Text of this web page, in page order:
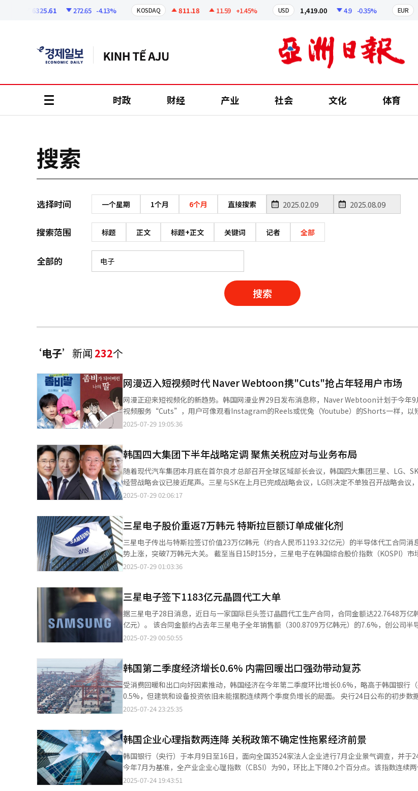
6325.61 272.65 -4.13% KOSDAQ 811.18 11.59 +1.45% USD 1,419.00 4.9 -0.35% EUR
时政 财经 产业 社会 文化 体育
搜索
选择时间 一个星期 1个月 6个月 直接搜索
搜索范围 标题 正文 标题+正文 关键词 记者 全部
全部的
搜索
‘电子’ 新闻 232个
网漫迈入短视频时代 Naver Webtoon携"Cuts"抢占年轻用户市场
网漫正迎来短视频化的新趋势。韩国网漫业界29日发布消息称，Naver Webtoon计划于今年
视频服务“Cuts”，用户可像观看Instagram的Reels或优兔（Youtube）的Shorts一样，以
目前，网漫主要以竖向滚动的形式阅读，而“Cuts”将以动画视频形式呈现漫画内容，进一步
的日常搞笑短剧《金爱耸的一天》，以猫咪角色“爱耸”为主角展开，内容轻松诙谐，契合短
习惯。 此前，Naver Webtoon母公司Webtoon娱乐已于今年5月在北美平台推出“New & Hot”短视频功能，主要
通过预告片或精彩片段介绍现有漫画作品，收获良好反响。在此基础上，Naver Webtoon计
过“Cuts”进一步扩展服务形态，不仅展示现有漫画的精彩剪辑，还将推出全新原创短视频，
力。 随着10至20多岁年轻用户对短视频内容偏好的持续增强，业界正加快相关布局。Kakao娱乐今年4月在“Kakao
剧平台“Kanta”，积极抢占短视频内容市场。
2025-07-29 19:05:36
韩国四大集团下半年战略定调 聚焦关税应对与业务布局
随着现代汽车集团本月底在首尔良才总部召开全球区域部长会议，韩国四大集团三星、LG、
经营战略会议已接近尾声。三星与SK在上月已完成战略会议，LG则决定不单独召开战略会议
划。 四大集团今年下半年的经营战略可以归纳为应对“关税战”、强化竞争力、业务“再平衡”三大重点，包括应对
性经营环境下的应对方案。三星电子在上月17日至19日召开为期三天的全球战略会议，主要经
席。SK则在上月13日至14日，由会长崔泰源与SUPEX追求协议会议长崔昌源等核心高层领导出
代汽车和起亚在本月底举行全球区域部长会议。现代与起亚目前在韩国、北美、中南美、欧
印度与中国等地设有区域总部。过去，现代与起亚每年定期召开上下半年共两次的总部会议，
市场前景失稳，因此频繁召开紧急会议。本次会议由现代汽车全球首席运营官何塞·穆诺兹社
税压力迫近 韩国四大集团当前最大的经营课题是应对美国的相互关税。美国早在4月初已公布该政策，但原本仅象征
性征收10%的关税，并给予过渡期。现在美国已向各国通报具体关税比例，并计划在8月1日起
税预计高达25%。 三星电子与LG电子主要在墨西哥设有家电与电视生产基地，但从韩国与越南等地出口至美国的产
品也占有相当比重，因此预计会不可避免受到冲击。美国对在越南生产的产品下月起征收20%的关税。
税影响，两家公司计划灵活利用全球生产基地。LG电子早在关税政策公布前就已制定多种应对
25%的进口汽车关税。对此，现代与起亚在关税实施前已加快出货，扩大当地库存，同时提高
策实施已逾三个月，库存消耗殆尽，原有应对手段效力下降，亟需制定新的战略。除此以外，
洲、印度等国内外主要市场环境的变化。 ◆竞争能力升级提速 提升服务与产品竞争力也是四大集团下半年关注的重
点。三星电子负责核心事业的设备解决方案（DS）部门正在致力恢复存储芯片的竞争力。三星
与博通的新一代AI加速器中。此后，三星计划向英伟达供货该款12层堆叠HBM3E产品，并推进
HBM（HBM4）在年底前实现量产。 SK方面，面对上月爆发的SK电讯USIM信息泄露事件所带来的信任危机，经营高
层在战略会议中形成共识，认为必须从深刻反省出发，回归企业经营的本质，重建社会信任。 SK计划通过整合重叠
业务、内部化优质资产、最大化未来成长业务间的协同效应，来提升财务稳定性。主要投资方
心的半导体价值链、数据中心等AI基础设施，以及能源解决方案等新兴业务。 LG今年上半年未召开战略会议，但会
2025-07-29 02:06:17
三星电子股价重返7万韩元 特斯拉巨额订单成催化剂
三星电子传出与特斯拉签订价值23万亿韩元（约合人民币1193.32亿元）的半导体代工合同消
势上涨，突破7万韩元大关。 截至当日15时15分，三星电子在韩国综合股价指数（KOSPI）市场上的股价为7.005万
韩元，较前一交易日上涨6.3%。这是自去年9月5日以来，三星电子股价时隔约11个月再次重返7万
代工供货合同。该合同金额约占三星电子去年总销售额（300.8709万亿韩元）的7.6%，是三星
单一客户为对象的最大规模合约。 公告出于经营保密原因未公开交易方，但随后消息确认合作企业为特斯拉。特斯拉
首席执行官埃隆·马斯克也通过社交平台X亲自确认与三星电子签订合同的事实。他表示：“三
的大型工厂专门负责特斯拉下一代AI6芯片的生产，并同意配合最大化特斯拉的生产效率，我也
速进展，这是一个关键步骤。” 马斯克补充称，目前三星正在生产AI4芯片，而台积电（TSMC）则会率先在中国台
星未来在AI芯片代工市场中占据战略地位的预期。 此外，马斯克还回复其他用户帖文称：“165亿美元只是最低金
额，实际产量可能会高出数倍。”此番言论可见，最终的交易规模有望远超公告中的金额。受
仅上涨约2%的三星电子股价在午后进一步上扬。市场普遍认为，此次大规模订单的成功签订，
脱近期业绩低迷、开辟新局的转折点。
2025-07-29 01:03:36
三星电子签下1183亿元晶圆代工大单
据三星电子28日消息，近日与一家国际巨头签订晶圆代工生产合同，合同金额达22.7648万亿
亿元）。 该合同金额约占去年三星电子全年销售额（300.8709万亿韩元）的7.6%，创公司半导体业务单一客户订单
规模最高纪录。合同有效期至2033年12月31日。 三星电子表示，由于涉及经营机密，合同签署对象及主要内容将不
第二季度业绩，初步核实营业利润4.63万亿韩元，业界估计负责半导体业务的终端解决方案（
不足1万亿韩元。
2025-07-29 00:50:55
韩国第二季度经济增长0.6% 内需回暖出口强劲带动复苏
受消费回暖和出口向好因素推动，韩国经济在今年第二季度环比增长0.6%，略高于韩国银行
0.5%，但建筑和设备投资依旧未能摆脱连续两个季度负增长的局面。 央行24日公布的初步数据显示，今年第二季度
韩国实际国内生产总值（GDP）环比增长0.6%。这一增幅不及去年第一季度的“惊喜增长”（
下增长0.5%；政府消费主要由于健康保险支出增加，同比增长1.2%。出口方面，受半导体和
推动，总体增长4.2%；进口增长3.8%，主要集中在原油和天然气等能源产品，增速低于出口
木工程萧条影响，总体环比下降1.5%；设备投资也以半导体制造设备和船舶等运输设备为中心下降
季度GDP增长的拉动作用来看，净出口（出口与进口之差）和内需各贡献0.3个百分点，尤其
个百分点出现明显改善。对内需进一步细分后，民间消费和政府消费对GDP增长的贡献各为0.2
2025-07-24 23:25:35
韩国企业心理指数两连降 关税政策不确定性拖累经济前景
韩国银行（央行）于本月9日至16日，面向全国3524家法人企业进行7月企业景气调查，并于
今年7月为基准，全产业企业心理指数（CBSI）为90，环比上下降0.2个百分点。该指数连续
出在全球经济疲软及美国关税政策不确定性等多重因素影响下，韩国企业体感景气持续恶化。 CBSI作为反映企业对
2025-07-24 19:43:51